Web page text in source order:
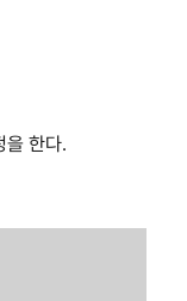
한다.